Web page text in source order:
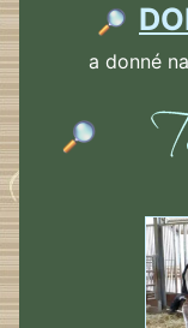
a donné